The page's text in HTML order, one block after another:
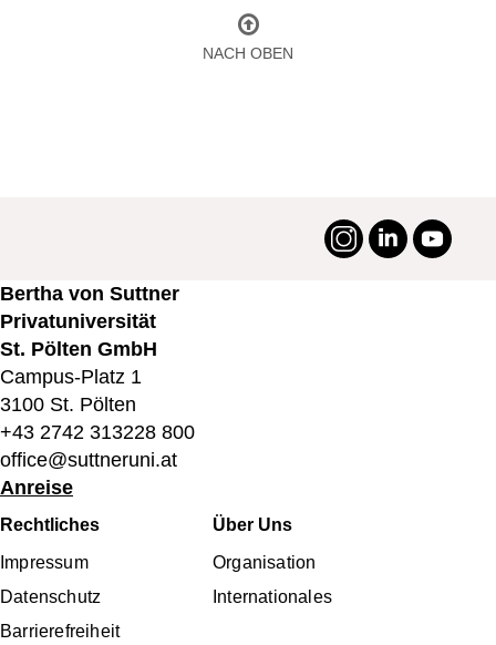
NACH OBEN
#suttneruni
Instagram
LinkedIn
Bertha von Suttner
Privatuniversität
St. Pölten GmbH
Campus-Platz 1
3100 St. Pölten
+43 2742 313228 800
office@suttneruni.at
Anreise
Fußbereichsmenü
Rechtliches
Impressum
Datenschutz
Barrierefreiheit
Über Uns
Organisation
Internationales